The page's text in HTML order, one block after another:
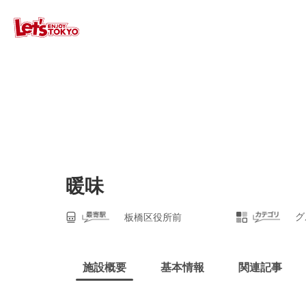
暖味
板橋区役所前
施設概要 基本情報 関連記事